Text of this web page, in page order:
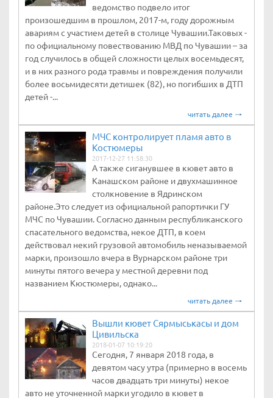
ведомство подвело итог
произошедшим в прошлом, 2017-м, году дорожным
авариям с участием детей в столице Чувашии.Таковых -
по официальному повествованию МВД по Чувашии – за
год случилось в общей сложности целых восемьдесят,
и в них разного рода травмы и повреждения получили
более восьмидесяти детишек (82), но погибших в ДТП
детей -...
читать далее
МЧС контролирует пламя авто в
Костюмеры
2017-12-27 11:58:30
А также сиганувшее в кювет авто в
Канашском районе и двухмашинное
столкновение в Ядринском
районе.Это следует из официальной рапортички ГУ
МЧС по Чувашии. Согласно данным республиканского
спасательного ведомства, некое ДТП, в коем
действовал некий грузовой автомобиль неназываемой
марки, произошло вчера в Вурнарском районе три
минуты пятого вечера у местной деревни под
названием Кюстюмеры, однако...
читать далее
Вышли кювет Сярмыськасы и дом
Цивильска
2018-01-07 10:19:20
Сегодня, 7 января 2018 года, в
девятом часу утра (примерно в восемь
часов двадцать три минуты) некое
авто не уточненной марки угодило в кювет в